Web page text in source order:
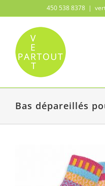
contenu
450 538 8378 |
Bas dépareillés